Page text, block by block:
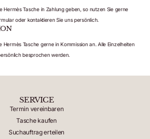
Hermès Tasche in Zahlung geben, so nutzen Sie gerne
oder kontaktieren Sie uns persönlich.
Hermès Tasche gerne in Kommission an. Alle Einzelheiten
besprochen werden.
SERVICE
Termin vereinbaren
Tasche kaufen
Suchauftrag erteilen